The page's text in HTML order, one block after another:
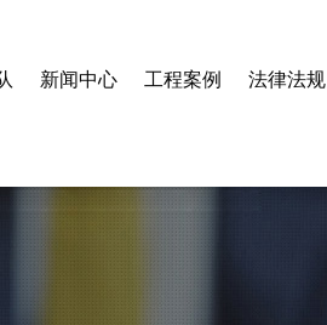
新闻中心 工程案例 法律法规